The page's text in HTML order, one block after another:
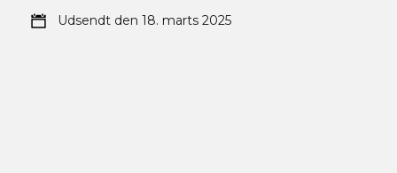
Udsendt den 18. marts 2025